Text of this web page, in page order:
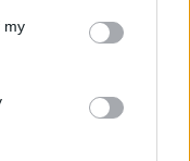
my
laza
az örökölt árnyak